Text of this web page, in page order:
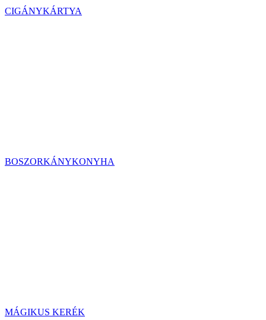
CIGÁNYKÁRTYA
BOSZORKÁNYKONYHA
MÁGIKUS KERÉK